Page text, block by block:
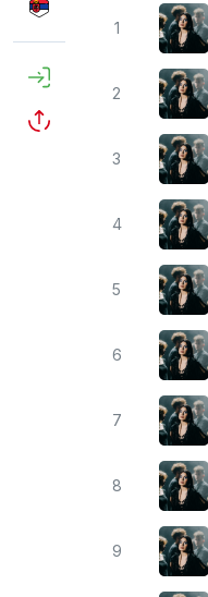
1
2
3
4
5
6
7
8
9